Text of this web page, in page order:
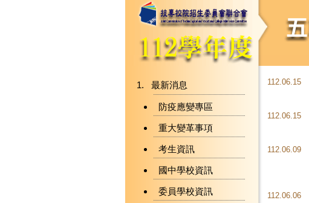
最新消息
防疫應變專區
重大變革事項
考生資訊
國中學校資訊
委員學校資訊
112.06.15
112.06.15
112.06.09
112.06.06